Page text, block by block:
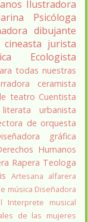
Ilustradora
Psicóloga
dibujante
cineasta jurista
Ecologista
todas nuestras
ceramista
teatro Cuentista
literata
urbanista
de orquesta
gráfica
Humanos
Rapera Teologa
Artesana alfarera
música Diseñadora
Interprete musical
de las mujeres